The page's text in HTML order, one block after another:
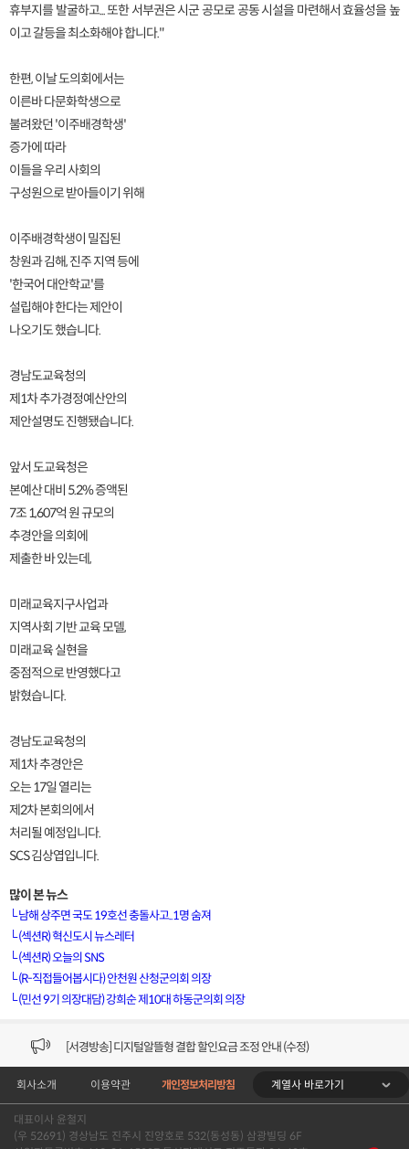
휴부지를 발굴하고... 또한 서부권은 시군 공모로 공동 시설을 마련해서 효율성을 높
이고 갈등을 최소화해야 합니다."
한편, 이날 도의회에서는
이른바 다문화학생으로
불려왔던 '이주배경학생'
증가에 따라
이들을 우리 사회의
구성원으로 받아들이기 위해
이주배경학생이 밀집된
창원과 김해, 진주 지역 등에
'한국어 대안학교'를
설립해야 한다는 제안이
나오기도 했습니다.
경남도교육청의
제1차 추가경정예산안의
제안설명도 진행됐습니다.
앞서 도교육청은
본예산 대비 5.2% 증액된
7조 1,607억 원 규모의
추경안을 의회에
제출한 바 있는데,
미래교육지구사업과
지역사회 기반 교육 모델,
미래교육 실현을
중점적으로 반영했다고
밝혔습니다.
경남도교육청의
제1차 추경안은
오는 17일 열리는
제2차 본회의에서
처리될 예정입니다.
SCS 김상엽입니다.
많이 본 뉴스
└남해 상주면 국도 19호선 충돌사고..1명 숨져
└(섹션R) 혁신도시 뉴스레터
└(섹션R) 오늘의 SNS
└(R-직접들어봅시다) 안천원 산청군의회 의장
└(민선 9기 의장대담) 강희순 제10대 하동군의회 의장
[VOD공지] 청춘초이스 이용금액 변경 안내
[서경방송] 일부 채널편성 변경 안내의 건 (7/22)
[서경방송] 디지털알뜰형 결합 할인요금 조정 안내 (수정)
[공지] 개인정보처리방침 (Ver2.15) 개정의 건 (7/1)
[서경방송] 일부 채널편성 변경 안내의 건 (7/1)
회사소개 이용약관 개인정보처리방침 계열사 바로가기
대표이사 윤철지
(우 52691) 경상남도 진주시 진양호로 532(동성동) 삼광빌딩 6F